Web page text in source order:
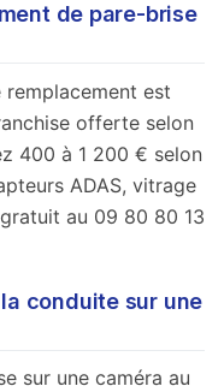
de pare-brise
est
offerte selon
400 à 1 200 € selon
ADAS, vitrage
au 09 80 80 13
conduite sur une
sur une caméra au